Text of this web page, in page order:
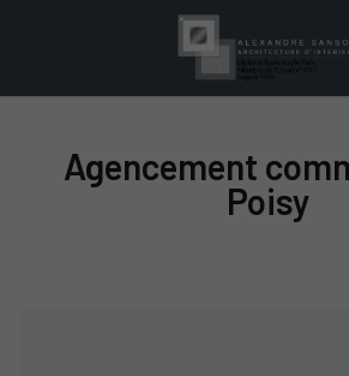
Agencement
Poisy